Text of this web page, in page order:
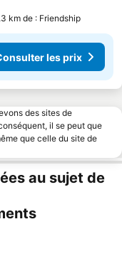
km de : Friendship
les prix
des sites de
il se peut que
que celle du site de
au sujet de